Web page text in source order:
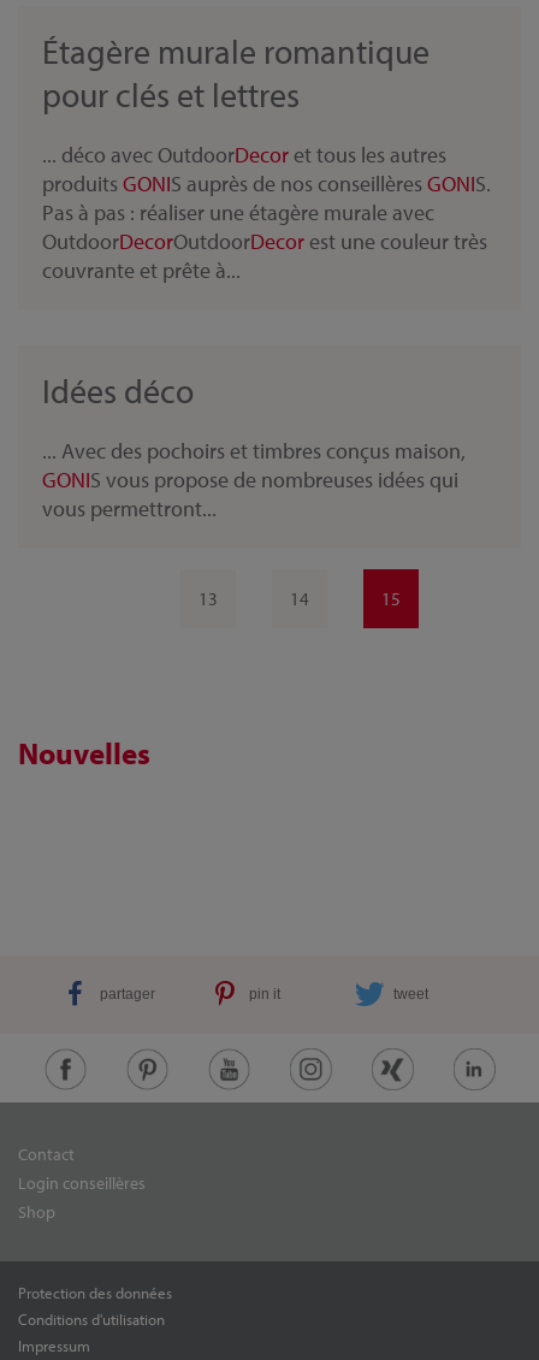
Étagère murale romantique
pour clés et lettres
... déco avec OutdoorDecor et tous les autres
produitsGONIS auprès de nos conseillèresGONIS.
Pas à pas : réaliser une étagère murale avec
OutdoorDecorOutdoorDecor est une couleur très
couvrante et prête à...
Idées déco
... Avec des pochoirs et timbres conçus maison,
GONIS vous propose de nombreuses idées qui
vous permettront...
13 14 15
Nouvelles
partager pin it tweet
Contact
Login conseillères
Shop
Protection des données
Conditions d'utilisation
Impressum